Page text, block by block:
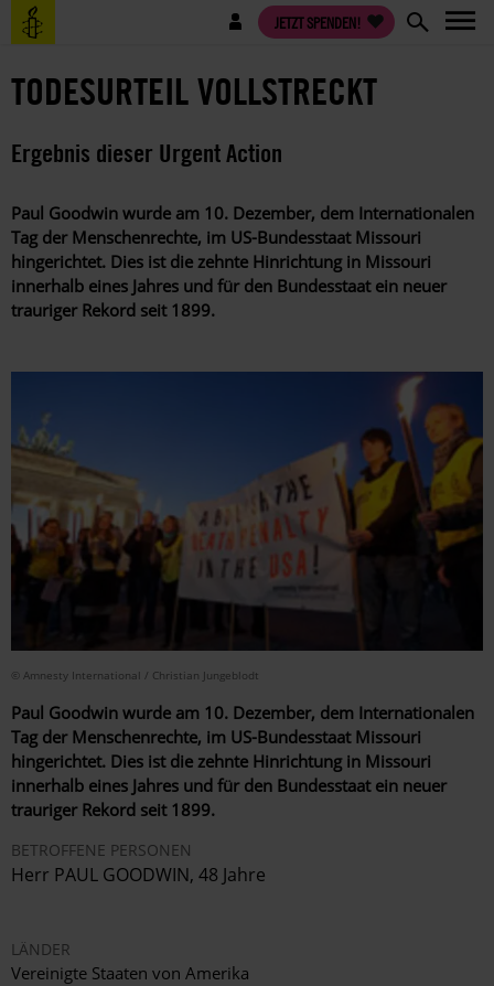
Direkt
zum
Benutzermenü JETZT SPENDEN!
TODESURTEIL VOLLSTRECKT
Ergebnis dieser Urgent Action
Paul Goodwin wurde am 10. Dezember, dem Internationalen
Tag der Menschenrechte, im US-Bundesstaat Missouri
hingerichtet. Dies ist die zehnte Hinrichtung in Missouri
innerhalb eines Jahres und für den Bundesstaat ein neuer
trauriger Rekord seit 1899.
© Amnesty International / Christian Jungeblodt
Paul Goodwin wurde am 10. Dezember, dem Internationalen
Tag der Menschenrechte, im US-Bundesstaat Missouri
hingerichtet. Dies ist die zehnte Hinrichtung in Missouri
innerhalb eines Jahres und für den Bundesstaat ein neuer
trauriger Rekord seit 1899.
BETROFFENE PERSONEN
Herr PAUL GOODWIN, 48 Jahre
LÄNDER
Vereinigte Staaten von Amerika